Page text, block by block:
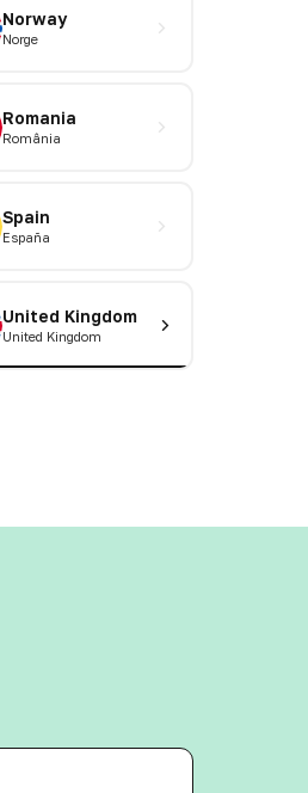
Norway
Norge
Romania
România
Spain
España
United Kingdom
United Kingdom